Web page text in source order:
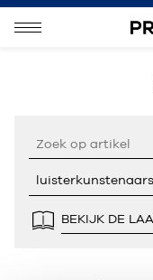
BEKIJK DE